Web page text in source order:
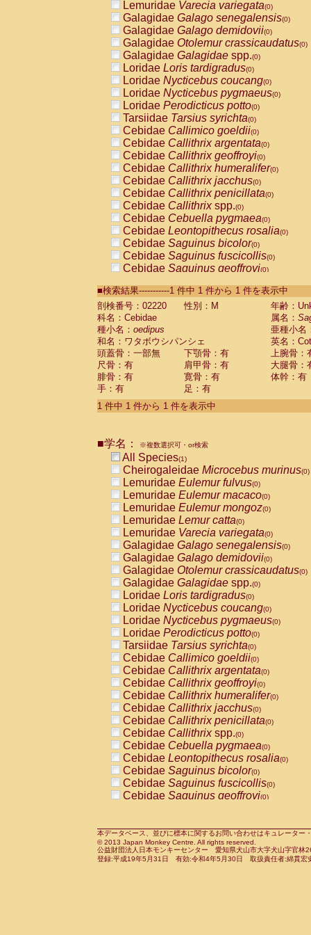
Lemuridae Varecia variegata(0)
Galagidae Galago senegalensis(0)
Galagidae Galago demidovii(0)
Galagidae Otolemur crassicaudatus(0)
Galagidae Galagidae spp.(0)
Loridae Loris tardigradus(0)
Loridae Nycticebus coucang(0)
Loridae Nycticebus pygmaeus(0)
Loridae Perodicticus potto(0)
Tarsiidae Tarsius syrichta(0)
Cebidae Callimico goeldii(0)
Cebidae Callithrix argentata(0)
Cebidae Callithrix geoffroyi(0)
Cebidae Callithrix humeralifer(0)
Cebidae Callithrix jacchus(0)
Cebidae Callithrix penicillata(0)
Cebidae Callithrixspp.(0)
Cebidae Cebuella pygmaea(0)
Cebidae Leontopithecus rosalia(0)
Cebidae Saguinus bicolor(0)
Cebidae Saguinus fuscicollis(0)
Cebidae Saguinus geoffroyi(0)
CebidaeSaguinus labiatus(0)
Cebidae Saguinus leucopus (0)
Cebidae
Cebidae
CebidaeSaguinus nigricollis (0)
Cebidae Saguinus oedipus
Cebidae Saguinus weddelli
Cebidae Saguinusspp.
Cebidae Aotus trivirgatus
Cebidae Cebus albifrons
CebidaeCebus nigrivittatus
CebidaeCebus
CebidaeSaimiri boliviensis(0)
CebidaeSaimiri sciureus(0)
AtelidaeAlouatta caraya(0)
AtelidaeAlouatta fusca(0)
AtelidaeAlouatta seniculus
AtelidaeAlouattaspp.(0)
AtelidaeAteles belzebuth(0)
AtelidaeAteles geoffroyi(0)
AtelidaeAteles paniscus(0)
AtelidaeAtelesspp.(0)
Atelidae Lagothrix lagothricha
AtelidaeLagothrix lagothricha cana
PitheciidaeCacajao calvus
PitheciidaeCallicebus cupreus
PitheciidaeCallicebus donacophilus
PitheciidaeCallicebus moloch
PitheciidaeCallicebus torquatus
PitheciidaeCallicebusspp.(0)
PitheciidaeChiropotes satanas(0)
PitheciidaePithecia monachus
PitheciidaePithecia pithecia(0)
CercopithecidaeCercocebus agilis
CercopithecidaeCercocebus
CercopithecidaeCercocebus
CercopithecidaeCercocebus
CercopithecidaeCercocebus
CercopithecidaeCercocebushybrid
CercopithecidaePapio anubis(0)
CercopithecidaePapio cynocephalus
CercopithecidaePapio hamadryas(0)
■検索結果-----------1 件中 1 件から 1 件を表示中
剖検番号：02220
性別：M
年齢：
科名：Cebidae
属名：
種小名： oedipus
亜種小名
和名：ワタボウシパンシェ
英名：
頭蓋骨：一部無
下顎骨：有
上腕骨：
尺骨：有
肩甲骨：有
大腿骨：
腓骨：有
寛骨：有
体幹：有
手：有
足：有
1 件中 1 件から 1 件を表示中
■学名： ※複数選択可・or検索
All Species(1)
Cheirogaleidae Microcebus murinus(0)
Lemuridae Eulemur fulvus(0)
Lemuridae Eulemur macaco(0)
Lemuridae Eulemur mongoz(0)
Lemuridae Lemur catta(0)
Lemuridae Varecia variegata(0)
Galagidae Galago senegalensis(0)
Galagidae Galago demidovii(0)
Galagidae Otolemur crassicaudatus(0)
Galagidae Galagidae spp.(0)
Loridae Loris tardigradus(0)
Loridae Nycticebus coucang(0)
Loridae Nycticebus pygmaeus(0)
Loridae Perodicticus potto(0)
Tarsiidae Tarsius syrichta(0)
Cebidae Callimico goeldii(0)
Cebidae Callithrix argentata(0)
Cebidae Callithrix geoffroyi(0)
Cebidae Callithrix humeralifer(0)
Cebidae Callithrix jacchus(0)
Cebidae Callithrix penicillata(0)
Cebidae Callithrixspp.(0)
Cebidae Cebuella pygmaea(0)
Cebidae Leontopithecus rosalia(0)
Cebidae Saguinus bicolor(0)
Cebidae Saguinus fuscicollis(0)
Cebidae Saguinus geoffroyi(0)
CebidaeSaguinus leucopus(0)
CebidaeSaguinus midas(0)
Cebidae Saguinus mystax(0)
本データベース、並びに標本に関するお問い合わせはキュレータ
© 2013 Japan Monkey Centre. All rights reserved.
公益財団法人日本モンキーセンター 愛知県犬山市大字犬山字官
登録:平成19年5月31日 有効:令和4年5月30日 取扱責任者:綿貫宏